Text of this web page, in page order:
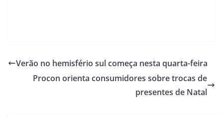
Verão no hemisfério sul começa nesta quarta-feira
Procon orienta consumidores sobre trocas de
presentes de Natal